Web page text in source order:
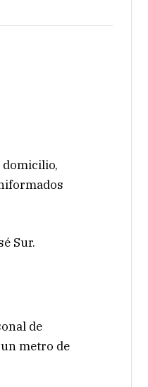
domicilio,
Sur.
de
metro de